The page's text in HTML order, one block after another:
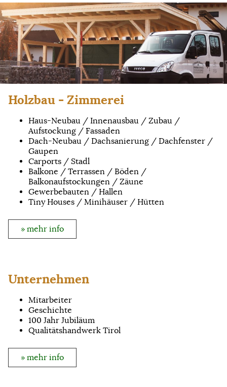
Holzbau - Zimmerei
Haus-Neubau / Innenausbau / Zubau /
Aufstockung / Fassaden
Dach-Neubau / Dachsanierung / Dachfenster /
Gaupen
Carports / Stadl
Balkone / Terrassen / Böden /
Balkonaufstockungen / Zäune
Gewerbebauten / Hallen
Tiny Houses / Minihäuser / Hütten
» mehr info
Unternehmen
Mitarbeiter
Geschichte
100 Jahr Jubiläum
Qualitätshandwerk Tirol
» mehr info